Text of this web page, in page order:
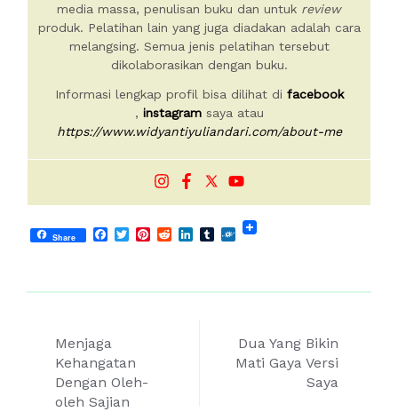
media massa, penulisan buku dan untuk review
produk. Pelatihan lain yang juga diadakan adalah cara
melangsing. Semua jenis pelatihan tersebut
dikolaborasikan dengan buku.
Informasi lengkap profil bisa dilihat di facebook
, instagramsaya atau
https://www.widyantiyuliandari.com/about-me
Share Facebook
TwitterPinterest
RedditLinkedIn
Tumblr
Folkd
Post
navigation
Menjaga
Kehangatan
Dengan Oleh-
oleh Sajian
Dua Yang Bikin
Mati Gaya Versi
Saya